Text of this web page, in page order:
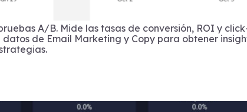
A/B. Mide las tasas de conversión, ROI y
de Email Marketing y Copy para obtener